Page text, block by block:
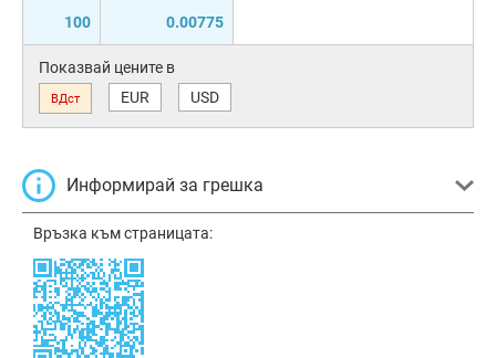
100 0.00775
Показвай цените в
ВДст EUR USD
Информирай за грешка
Връзка към страницата: